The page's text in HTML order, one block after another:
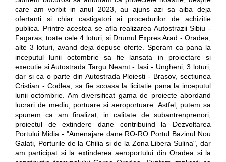
care am vorbit in anul 2023, au ajuns azi sa aiba deja
ofertanti si chiar castigatori ai procedurilor de achizitie
publica. Printre acestea se afla realizarea Autostrazii Sibiu -
Fagaras, toate cele 4 loturi, si Drumul Expres Arad - Oradea,
alte 3 loturi, avand deja depuse oferte. Speram ca pana la
inceputul lunii octombrie sa fie lansata in proiectare si
executie si Autostrada Targu Neamt - Iasi - Ungheni, 3 loturi,
dar si ca o parte din Autostrada Ploiesti - Brasov, sectiunea
Cristian - Codlea, sa fie scoasa la licitatie pana la inceputul
lunii octombrie. Am diversificat gama de proiecte abordand
lucrari de mediu, portuare si aeroportuare. Astfel, putem sa
spunem ca am finalizat, in calitate de subantrenprenori,
proiectul de extindere dane contribuind la Dezvoltarea
Portului Midia - "Amenajare dane RO-RO Portul Bazinul Nou
Galati, Porturile de la Chilia si de la Zona Libera Sulina", dar
am participat si la extinderea aeroportului din Oradea si la